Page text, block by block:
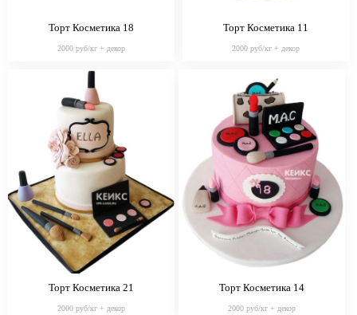
Торт Косметика 18
2000 руб/кг + декор
Торт Косметика 11
2000 руб/кг + декор
Торт Косметика 21
2000 руб/кг + декор
Торт Косметика 14
2000 руб/кг + декор